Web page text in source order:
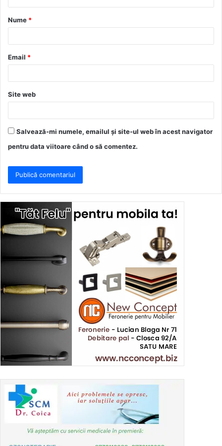
a
r
*
Nume *
Email *
Site web
Salvează-mi numele, emailul și site-ul web în acest navigator
pentru data viitoare când o să comentez.